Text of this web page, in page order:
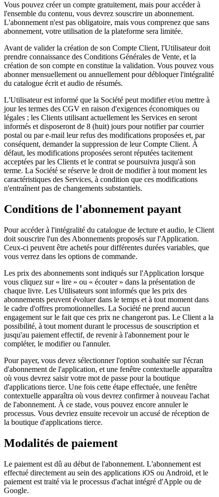
Vous pouvez créer un compte gratuitement, mais pour accéder à
l'ensemble du contenu, vous devrez souscrire un abonnement.
L'abonnement n'est pas obligatoire, mais vous comprenez que sans
abonnement, votre utilisation de la plateforme sera limitée.
Avant de valider la création de son Compte Client, l'Utilisateur doit
prendre connaissance des Conditions Générales de Vente, et la
création de son compte en constitue la validation. Vous pouvez vous
abonner mensuellement ou annuellement pour débloquer l'intégralité
du catalogue écrit et audio de résumés.
L'Utilisateur est informé que la Société peut modifier et/ou mettre à
jour les termes des CGV en raison d'exigences économiques ou
légales ; les Clients utilisant actuellement les Services en seront
informés et disposeront de 8 (huit) jours pour notifier par courrier
postal ou par e-mail leur refus des modifications proposées et, par
conséquent, demander la suppression de leur Compte Client. À
défaut, les modifications proposées seront réputées tacitement
acceptées par les Clients et le contrat se poursuivra jusqu'à son
terme. La Société se réserve le droit de modifier à tout moment les
caractéristiques des Services, à condition que ces modifications
n'entraînent pas de changements substantiels.
Conditions de l'abonnement payant
Pour accéder à l'intégralité du catalogue de lecture et audio, le Client
doit souscrire l'un des Abonnements proposés sur l'Application.
Ceux-ci peuvent être achetés pour différentes durées variables, que
vous verrez dans les options de commande.
Les prix des abonnements sont indiqués sur l'Application lorsque
vous cliquez sur « lire » ou « écouter » dans la présentation de
chaque livre. Les Utilisateurs sont informés que les prix des
abonnements peuvent évoluer dans le temps et à tout moment dans
le cadre d'offres promotionnelles. La Société ne prend aucun
engagement sur le fait que ces prix ne changeront pas. Le Client a la
possibilité, à tout moment durant le processus de souscription et
jusqu'au paiement effectif, de revenir à l'abonnement pour le
compléter, le modifier ou l'annuler.
Pour payer, vous devez sélectionner l'option souhaitée sur l'écran
d'abonnement de l'application, et une fenêtre contextuelle apparaîtra
où vous devrez saisir votre mot de passe pour la boutique
d'applications tierce. Une fois cette étape effectuée, une fenêtre
contextuelle apparaîtra où vous devrez confirmer à nouveau l'achat
de l'abonnement. À ce stade, vous pouvez encore annuler le
processus. Vous devriez ensuite recevoir un accusé de réception de
la boutique d'applications tierce.
Modalités de paiement
Le paiement est dû au début de l'abonnement. L'abonnement est
effectué directement au sein des applications iOS ou Android, et le
paiement est traité via le processus d'achat intégré d'Apple ou de
Google.